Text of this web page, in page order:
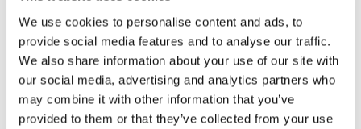
We use cookies to personalise content and ads, to
provide social media features and to analyse our traffic.
We also share information about your use of our site with
our social media, advertising and analytics partners who
may combine it with other information that you’ve
provided to them or that they’ve collected from your use
Pris: 325 kr. inkl. 6 flødeboller, kaffe, te eller varm chokolade.
Prisen er eksklusiv gebyr.
Praktisk
Kurset foregår på Cakenhagen i Tivoli – indgang via Nimb Hotel,